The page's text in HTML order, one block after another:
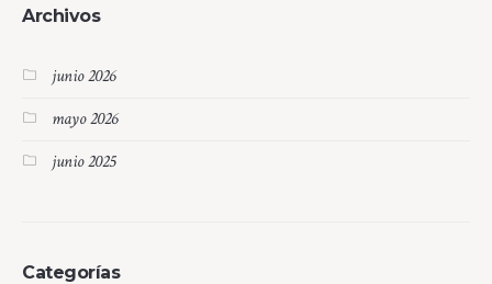
Archivos
junio 2026
mayo 2026
junio 2025
Categorías